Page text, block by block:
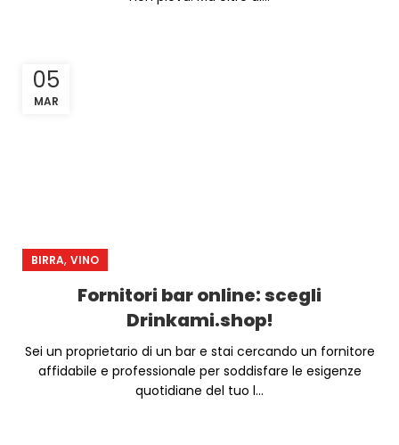
05
MAR
BIRRA, VINO
Fornitori bar online: scegli
Drinkami.shop!
Sei un proprietario di un bar e stai cercando un fornitore
affidabile e professionale per soddisfare le esigenze
quotidiane del tuo l...